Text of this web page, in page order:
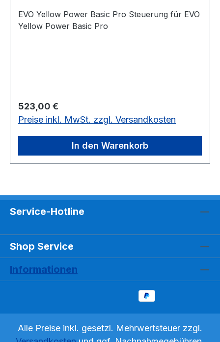
EVO Yellow Power Basic Pro Steuerung für EVO
Yellow Power Basic Pro
Regulärer Preis:
523,00 €
Preise inkl. MwSt. zzgl. Versandkosten
In den Warenkorb
Service-Hotline
Shop Service
Informationen
Alle Preise inkl. gesetzl. Mehrwertsteuer zzgl.